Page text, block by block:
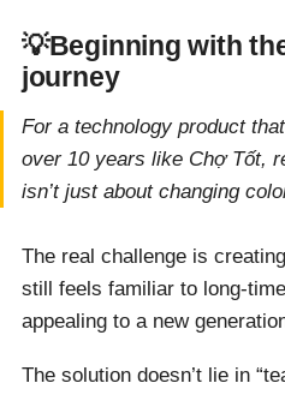
💡Beginning with
journey
For a technology product
over 10 years like Chợ Tốt,
isn’t just about changing
The real challenge is
still feels familiar to long-
appealing to a new
The solution doesn’t lie in